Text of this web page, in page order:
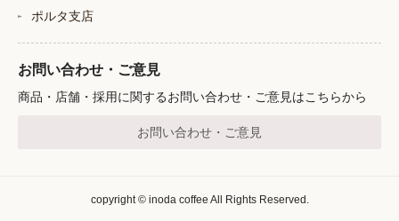
ポルタ支店
お問い合わせ・ご意見
商品・店舗・採用に関するお問い合わせ・ご意見はこちらから
お問い合わせ・ご意見
copyright © inoda coffee All Rights Reserved.